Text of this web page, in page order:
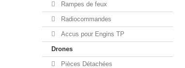
Rampes de feux
Radiocommandes
Accus pour Engins TP
Drones
Pièces Détachées